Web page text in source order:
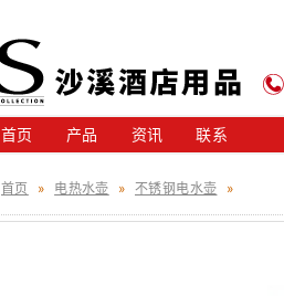
首页 产品 资讯 联系
首页 » 电热水壶 » 不锈钢电水壶 »